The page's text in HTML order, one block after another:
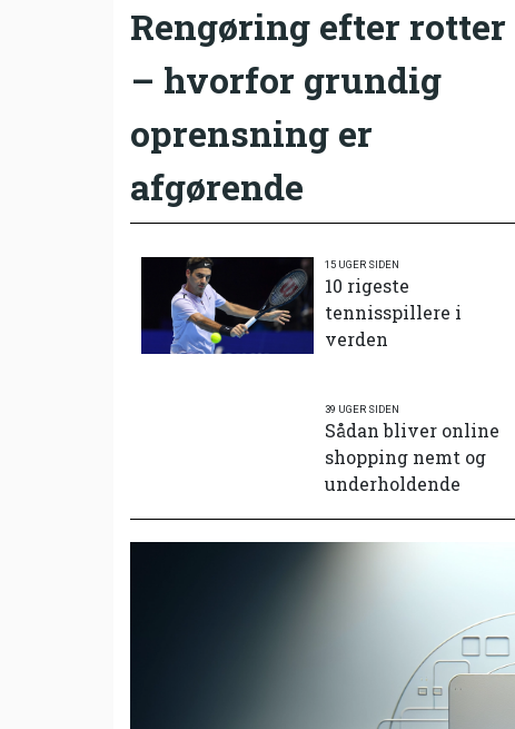
Rengøring efter rotter
– hvorfor grundig
oprensning er
afgørende
15 UGER SIDEN
10 rigeste
tennisspillere i
verden
39 UGER SIDEN
Sådan bliver online
shopping nemt og
underholdende